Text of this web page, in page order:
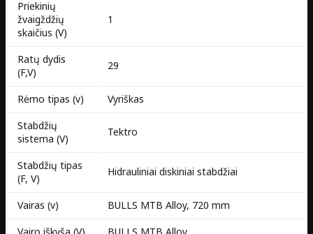
Priekinių
žvaigždžių
skaičius (V)
1
Ratų dydis
(F,V)
29
Rėmo tipas (v)
Vyriškas
Stabdžių
sistema (V)
Tektro
Stabdžių tipas
(F, V)
Hidrauliniai diskiniai stabdžiai
Vairas (v)
BULLS MTB Alloy, 720 mm